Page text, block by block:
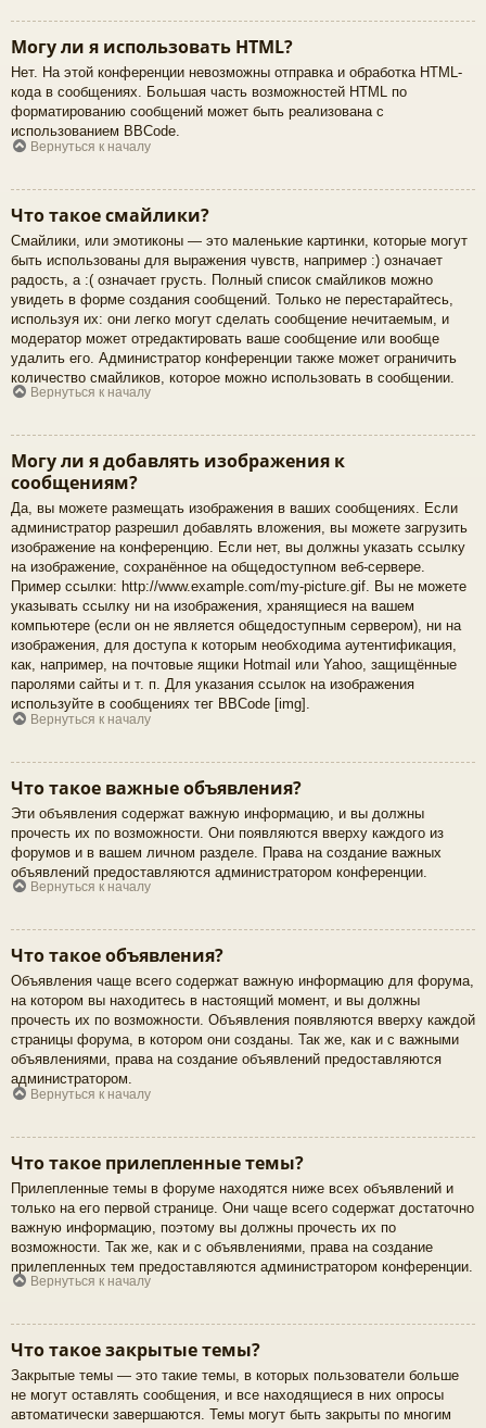
Могу ли я использовать HTML?
Нет. На этой конференции невозможны отправка и обработка HTML-
кода в сообщениях. Большая часть возможностей HTML по
форматированию сообщений может быть реализована с
использованием BBCode.
Вернуться к началу
Что такое смайлики?
Смайлики, или эмотиконы — это маленькие картинки, которые могут
быть использованы для выражения чувств, например :) означает
радость, а :( означает грусть. Полный список смайликов можно
увидеть в форме создания сообщений. Только не перестарайтесь,
используя их: они легко могут сделать сообщение нечитаемым, и
модератор может отредактировать ваше сообщение или вообще
удалить его. Администратор конференции также может ограничить
количество смайликов, которое можно использовать в сообщении.
Вернуться к началу
Могу ли я добавлять изображения к
сообщениям?
Да, вы можете размещать изображения в ваших сообщениях. Если
администратор разрешил добавлять вложения, вы можете загрузить
изображение на конференцию. Если нет, вы должны указать ссылку
на изображение, сохранённое на общедоступном веб-сервере.
Пример ссылки: http://www.example.com/my-picture.gif. Вы не можете
указывать ссылку ни на изображения, хранящиеся на вашем
компьютере (если он не является общедоступным сервером), ни на
изображения, для доступа к которым необходима аутентификация,
как, например, на почтовые ящики Hotmail или Yahoo, защищённые
паролями сайты и т. п. Для указания ссылок на изображения
используйте в сообщениях тег BBCode [img].
Вернуться к началу
Что такое важные объявления?
Эти объявления содержат важную информацию, и вы должны
прочесть их по возможности. Они появляются вверху каждого из
форумов и в вашем личном разделе. Права на создание важных
объявлений предоставляются администратором конференции.
Вернуться к началу
Что такое объявления?
Объявления чаще всего содержат важную информацию для форума,
на котором вы находитесь в настоящий момент, и вы должны
прочесть их по возможности. Объявления появляются вверху каждой
страницы форума, в котором они созданы. Так же, как и с важными
объявлениями, права на создание объявлений предоставляются
администратором.
Вернуться к началу
Что такое прилепленные темы?
Прилепленные темы в форуме находятся ниже всех объявлений и
только на его первой странице. Они чаще всего содержат достаточно
важную информацию, поэтому вы должны прочесть их по
возможности. Так же, как и с объявлениями, права на создание
прилепленных тем предоставляются администратором конференции.
Вернуться к началу
Что такое закрытые темы?
Закрытые темы — это такие темы, в которых пользователи больше
не могут оставлять сообщения, и все находящиеся в них опросы
автоматически завершаются. Темы могут быть закрыты по многим